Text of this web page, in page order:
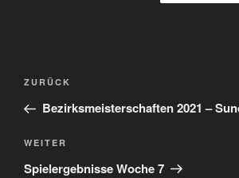
Beitrags-
Vorheriger
Beitrag
ZURÜCK
Bezirksmeisterschaften 2021 –
Nächster
Beitrag
WEITER
Spielergebnisse Woche 7